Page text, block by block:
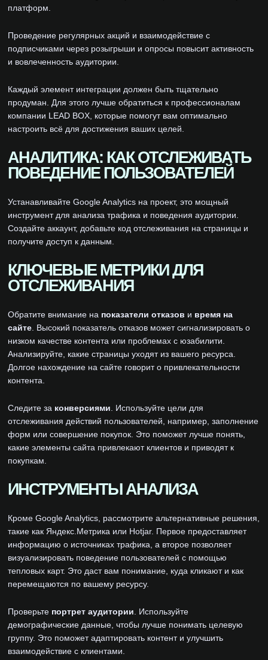
платформ.
Проведение регулярных акций и взаимодействие с
подписчиками через розыгрыши и опросы повысит активность
и вовлеченность аудитории.
Каждый элемент интеграции должен быть тщательно
продуман. Для этого лучше обратиться к профессионалам
компании LEAD BOX, которые помогут вам оптимально
настроить всё для достижения ваших целей.
АНАЛИТИКА: КАК ОТСЛЕЖИВАТЬ
ПОВЕДЕНИЕ ПОЛЬЗОВАТЕЛЕЙ
Устанавливайте Google Analytics на проект, это мощный
инструмент для анализа трафика и поведения аудитории.
Создайте аккаунт, добавьте код отслеживания на страницы и
получите доступ к данным.
КЛЮЧЕВЫЕ МЕТРИКИ ДЛЯ
ОТСЛЕЖИВАНИЯ
Обратите внимание на показатели отказов и время на
сайте . Высокий показатель отказов может сигнализировать о
низком качестве контента или проблемах с юзабилити.
Анализируйте, какие страницы уходят из вашего ресурса.
Долгое нахождение на сайте говорит о привлекательности
контента.
Следите за конверсиями . Используйте цели для
отслеживания действий пользователей, например, заполнение
форм или совершение покупок. Это поможет лучше понять,
какие элементы сайта привлекают клиентов и приводят к
покупкам.
ИНСТРУМЕНТЫ АНАЛИЗА
Кроме Google Analytics, рассмотрите альтернативные решения,
такие как Яндекс.Метрика или Hotjar. Первое предоставляет
информацию о источниках трафика, а второе позволяет
визуализировать поведение пользователей с помощью
тепловых карт. Это даст вам понимание, куда кликают и как
перемещаются по вашему ресурсу.
Проверьте портрет аудитории . Используйте
демографические данные, чтобы лучше понимать целевую
группу. Это поможет адаптировать контент и улучшить
взаимодействие с клиентами.